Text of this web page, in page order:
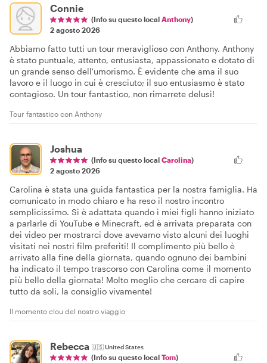
Connie
(Info su questo local Anthony)
2 agosto 2026
Abbiamo fatto tutti un tour meraviglioso con Anthony. Anthony
è stato puntuale, attento, entusiasta, appassionato e dotato di
un grande senso dell'umorismo. È evidente che ama il suo
lavoro e il luogo in cui è cresciuto; il suo entusiasmo è stato
contagioso. Un tour fantastico, non rimarrete delusi!
Tour fantastico con Anthony
Joshua
(Info su questo local Carolina)
2 agosto 2026
Carolina è stata una guida fantastica per la nostra famiglia. Ha
comunicato in modo chiaro e ha reso il nostro incontro
semplicissimo. Si è adattata quando i miei figli hanno iniziato
a parlarle di YouTube e Minecraft, ed è arrivata preparata con
dei video per mostrarci dove avevamo visto alcuni dei luoghi
visitati nei nostri film preferiti! Il complimento più bello è
arrivato alla fine della giornata, quando ognuno dei bambini
ha indicato il tempo trascorso con Carolina come il momento
più bello della giornata! Molto meglio che cercare di capire
tutto da soli, la consiglio vivamente!
Il momento clou del nostro viaggio
Rebecca 🇺🇸United States
(Info su questo local Tom)